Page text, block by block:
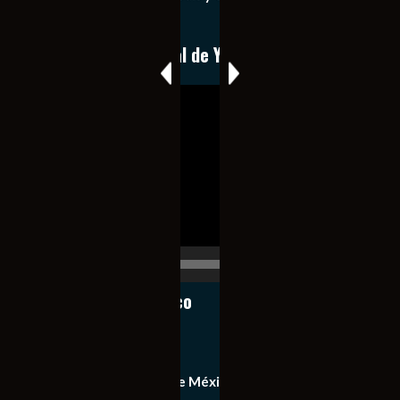
Conoce nuestro canal de YouTube
Notiexpress de México
Equipo de Notiexpress de México